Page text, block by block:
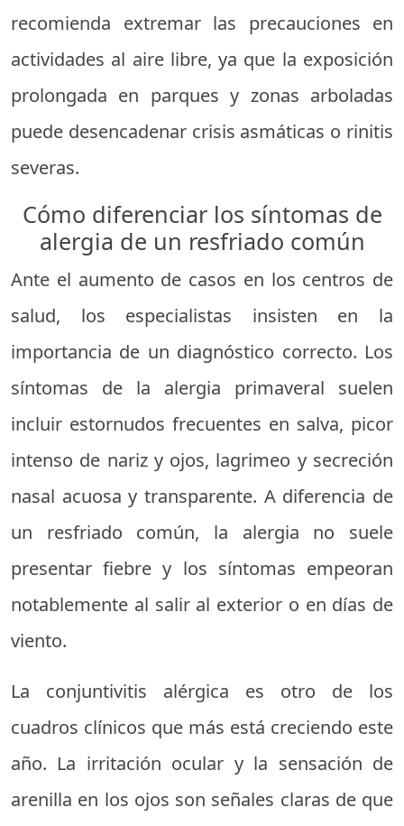
recomienda extremar las precauciones en
actividades al aire libre, ya que la exposición
prolongada en parques y zonas arboladas
puede desencadenar crisis asmáticas o rinitis
severas.
Cómo diferenciar los síntomas de
alergia de un resfriado común
Ante el aumento de casos en los centros de
salud, los especialistas insisten en la
importancia de un diagnóstico correcto. Los
síntomas de la alergia primaveral suelen
incluir estornudos frecuentes en salva, picor
intenso de nariz y ojos, lagrimeo y secreción
nasal acuosa y transparente. A diferencia de
un resfriado común, la alergia no suele
presentar fiebre y los síntomas empeoran
notablemente al salir al exterior o en días de
viento.
La conjuntivitis alérgica es otro de los
cuadros clínicos que más está creciendo este
año. La irritación ocular y la sensación de
arenilla en los ojos son señales claras de que